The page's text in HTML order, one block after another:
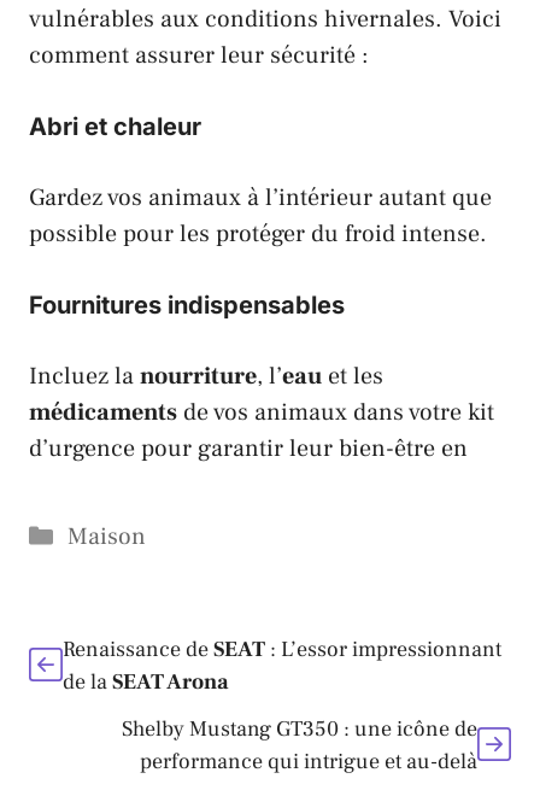
vulnérables aux conditions hivernales. Voici
comment assurer leur sécurité :
Abri et chaleur
Gardez vos animaux à l’intérieur autant que
possible pour les protéger du froid intense.
Fournitures indispensables
Incluez lanourriture, l’eau et les
médicaments de vos animaux dans votre kit
d’urgence pour garantir leur bien-être en
Catégories
Maison
Renaissance deSEAT : L’essor impressionnant
de laSEAT Arona
Shelby Mustang GT350 : une icône de
performance qui intrigue et au-delà